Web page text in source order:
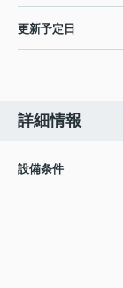
更新予定日
詳細情報
設備条件